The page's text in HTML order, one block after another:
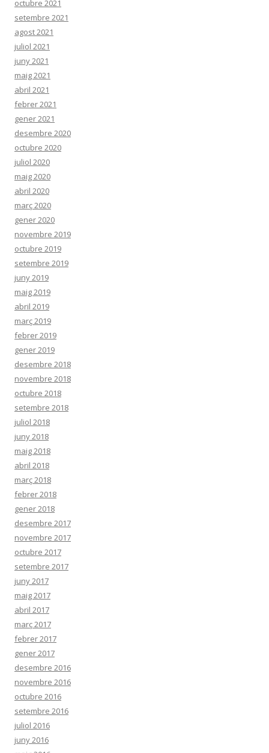
octubre 2021
setembre 2021
agost 2021
juliol 2021
juny 2021
maig 2021
abril 2021
febrer 2021
gener 2021
desembre 2020
octubre 2020
juliol 2020
maig 2020
abril 2020
març 2020
gener 2020
novembre 2019
octubre 2019
setembre 2019
juny 2019
maig 2019
abril 2019
març 2019
febrer 2019
gener 2019
desembre 2018
novembre 2018
octubre 2018
setembre 2018
juliol 2018
juny 2018
maig 2018
abril 2018
març 2018
febrer 2018
gener 2018
desembre 2017
novembre 2017
octubre 2017
setembre 2017
juny 2017
maig 2017
abril 2017
març 2017
febrer 2017
gener 2017
desembre 2016
novembre 2016
octubre 2016
setembre 2016
juliol 2016
juny 2016